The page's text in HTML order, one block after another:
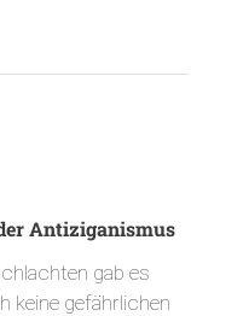
Antiziganismus
gab es
keine gefährlichen